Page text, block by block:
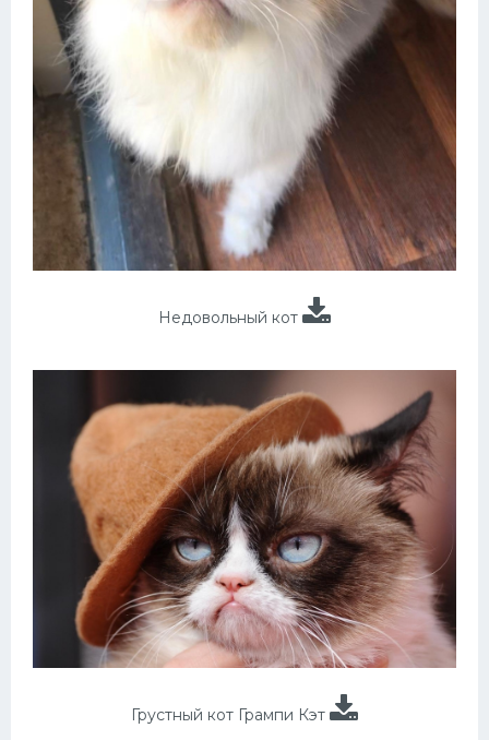
Недовольный кот
Грустный кот Грампи Кэт